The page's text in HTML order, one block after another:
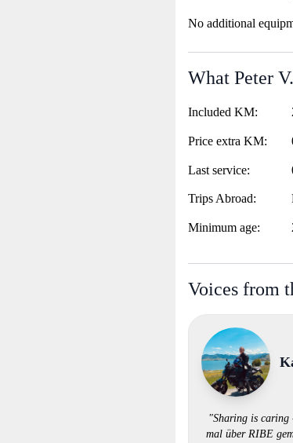
No additional
What Peter
Included KM:
Price extra KM:
Last service:
Trips Abroad:
Minimum age:
Voices from
"Sharing is caring
mal über RIBE